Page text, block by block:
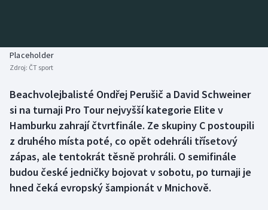
Biatlon
Box
Curling
Dostihy
Aplikace ČT sport
Placeholder
Zdroj: ČT sport
Beachvolejbalisté Ondřej Perušič a David Schweiner
si na turnaji Pro Tour nejvyšší kategorie Elite v
Hamburku zahrají čtvrtfinále. Ze skupiny C postoupili
z druhého místa poté, co opět odehráli třísetový
zápas, ale tentokrát těsně prohráli. O semifinále
budou české jedničky bojovat v sobotu, po turnaji je
hned čeká evropský šampionát v Mnichově.